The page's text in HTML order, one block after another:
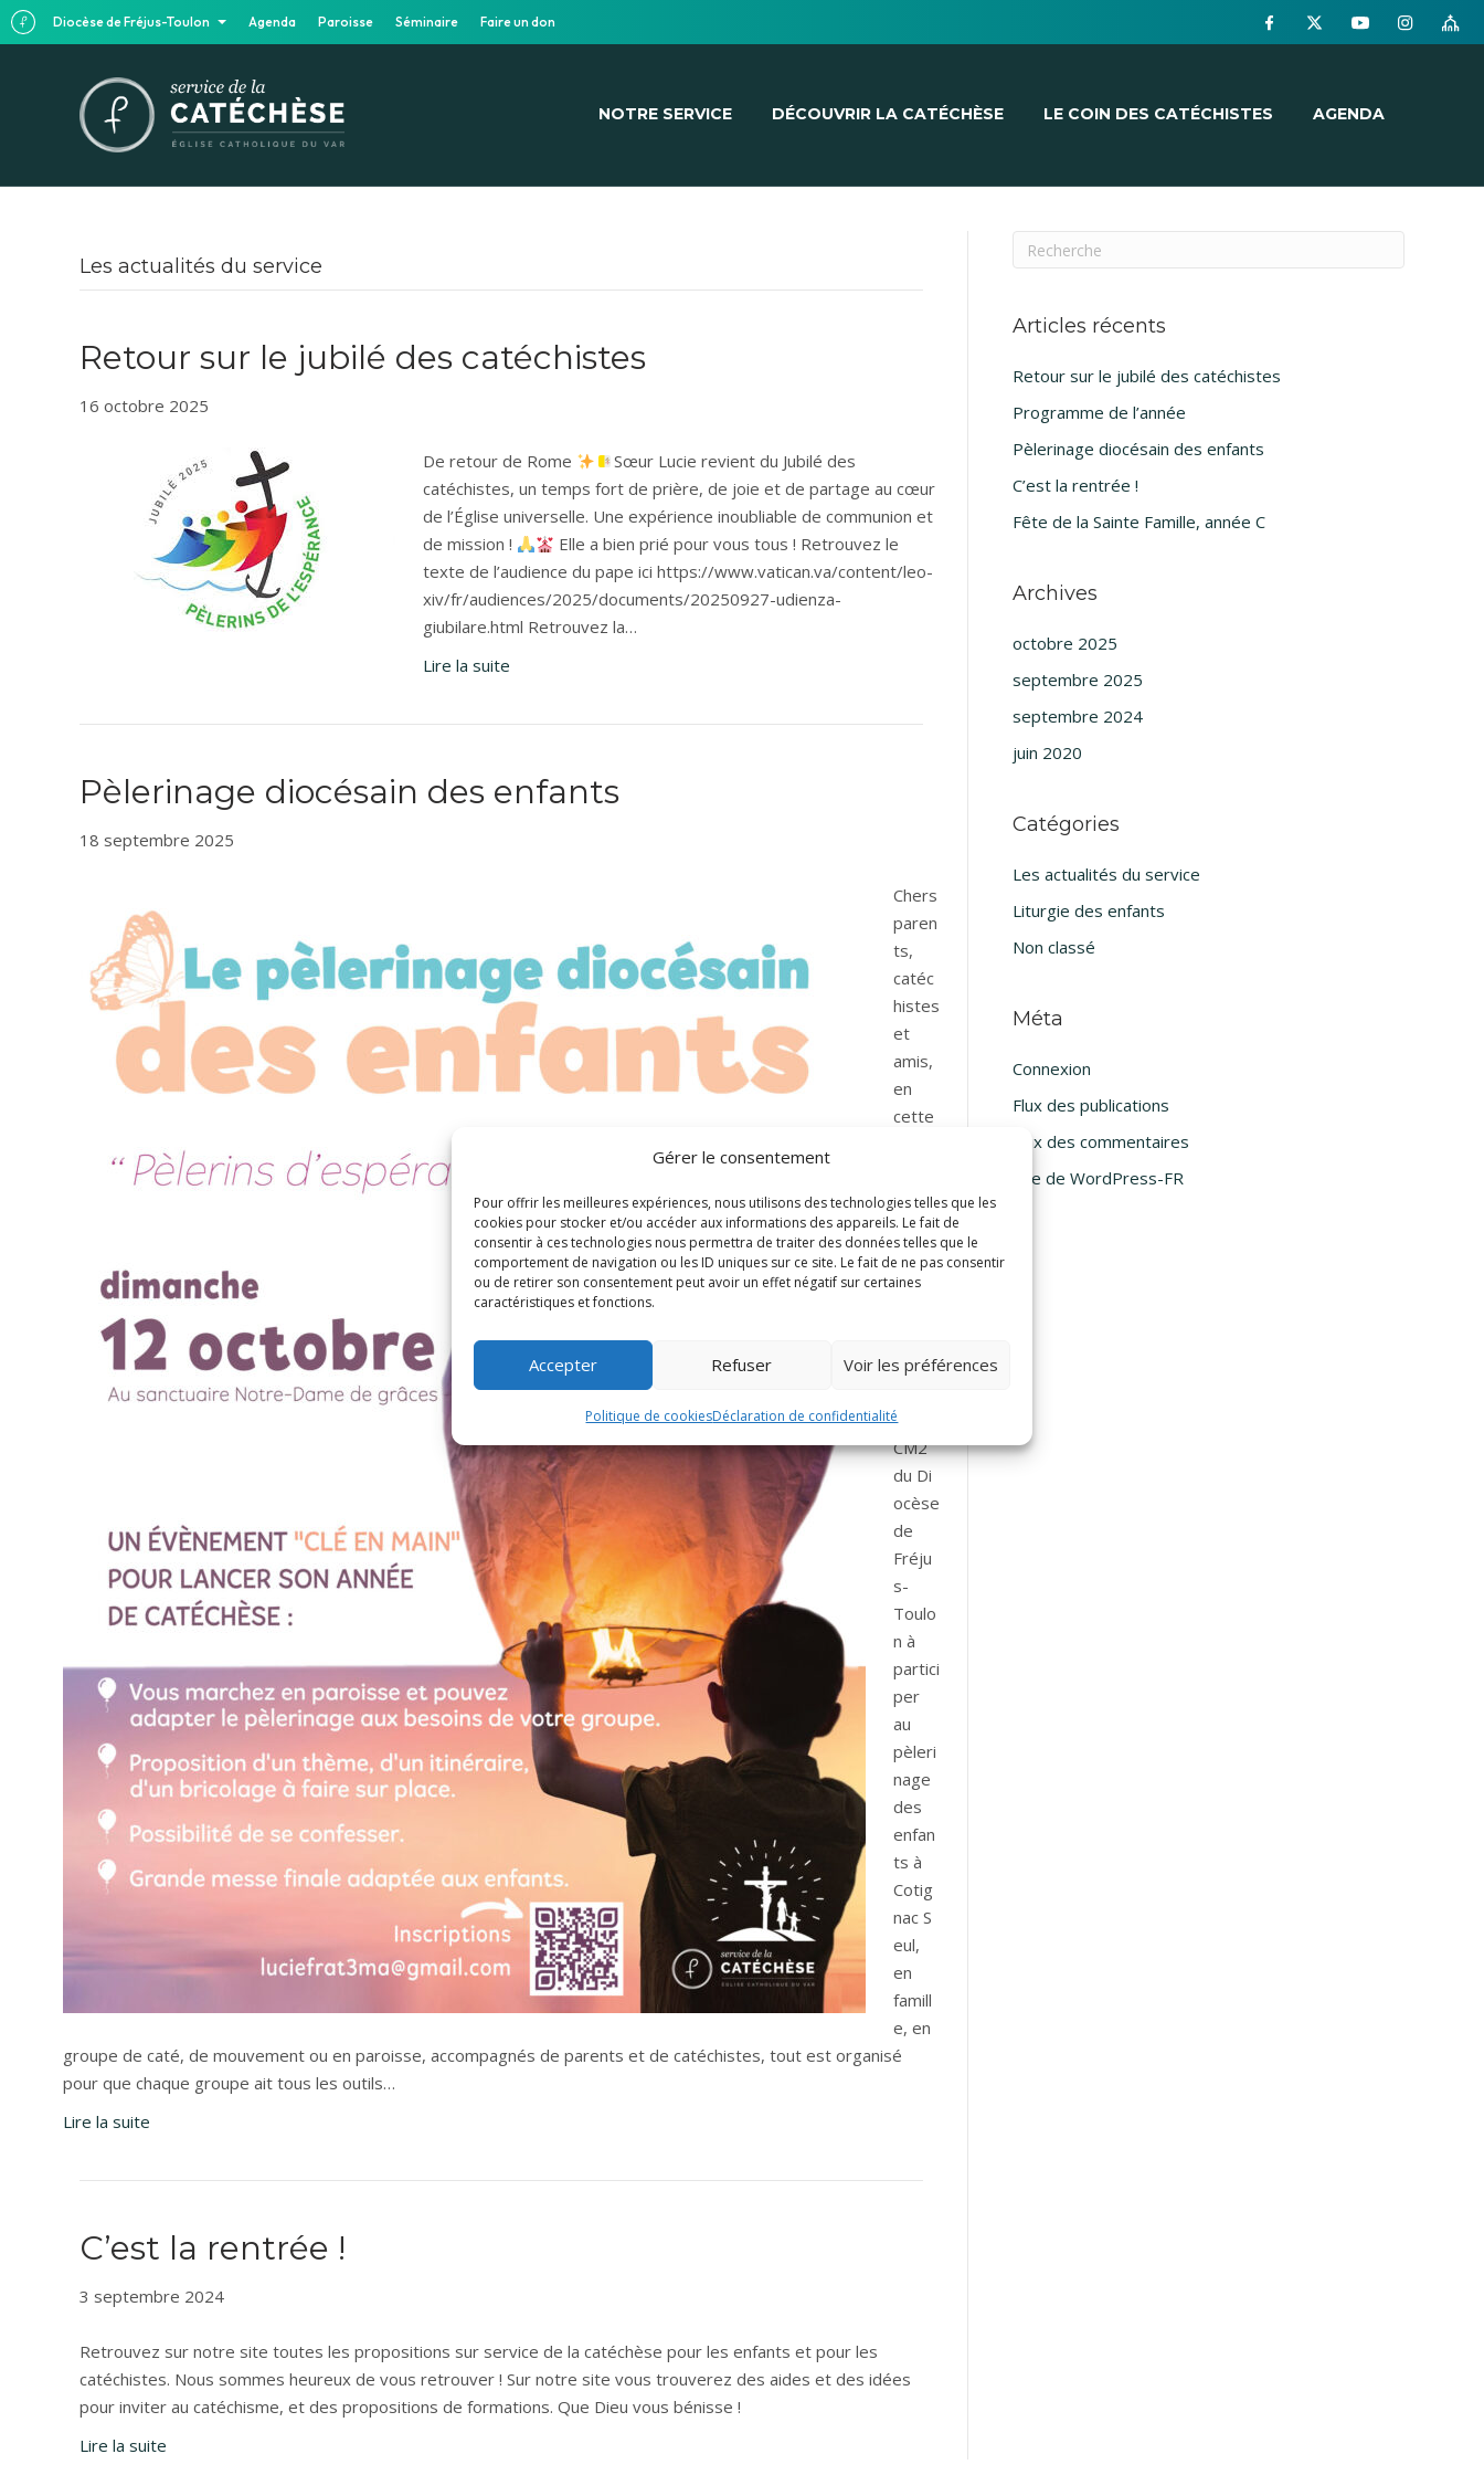
Diocèse de Fréjus-Toulon Agenda Paroisse Séminaire Faire un don
Gérer le consentement
Pour offrir les meilleures expériences, nous utilisons des technologies telles que les
cookies pour stocker et/ou accéder aux informations des appareils. Le fait de
consentir à ces technologies nous permettra de traiter des données telles que le
comportement de navigation ou les ID uniques sur ce site. Le fait de ne pas consentir
ou de retirer son consentement peut avoir un effet négatif sur certaines
caractéristiques et fonctions.
Accepter Refuser Voir les préférences
Politique de cookiesDéclaration de confidentialité
NOTRE SERVICE DÉCOUVRIR LA CATÉCHÈSE LE COIN DES CATÉCHISTES AGENDA
Les actualités du service
Retour sur le jubilé des catéchistes
16 octobre 2025
De retour de Rome
Sœur Lucie revient du Jubilé des
catéchistes, un temps fort de prière, de joie et de partage au cœur
de l’Église universelle. Une expérience inoubliable de communion et
de mission !
Elle a bien prié pour vous tous ! Retrouvez le
texte de l’audience du pape ici https://www.vatican.va/content/leo-
xiv/fr/audiences/2025/documents/20250927-udienza-
giubilare.html Retrouvez la…
Lire la suite
Pèlerinage diocésain des enfants
18 septembre 2025
Chers
paren
ts,
catéc
histes
et
amis,
en
cette
renou
s
invito
ns
enfan
CP au
CM2
du Di
ocèse
de
Fréju
s-
Toulo
n à
partici
per
au
pèleri
nage
des
enfan
ts à
Cotig
nac S
eul,
en
famill
e, en
groupe de caté, de mouvement ou en paroisse, accompagnés de parents et de catéchistes, tout est organisé
pour que chaque groupe ait tous les outils…
Lire la suite
C’est la rentrée !
3 septembre 2024
Retrouvez sur notre site toutes les propositions sur service de la catéchèse pour les enfants et pour les
catéchistes. Nous sommes heureux de vous retrouver ! Sur notre site vous trouverez des aides et des idées
pour inviter au catéchisme, et des propositions de formations. Que Dieu vous bénisse !
Lire la suite
Articles récents
Retour sur le jubilé des catéchistes
Programme de l’année
Pèlerinage diocésain des enfants
C’est la rentrée !
Fête de la Sainte Famille, année C
Archives
octobre 2025
septembre 2025
septembre 2024
juin 2020
Catégories
Les actualités du service
Liturgie des enfants
Non classé
Méta
Connexion
Flux des publications
Flux des commentaires
Site de WordPress-FR